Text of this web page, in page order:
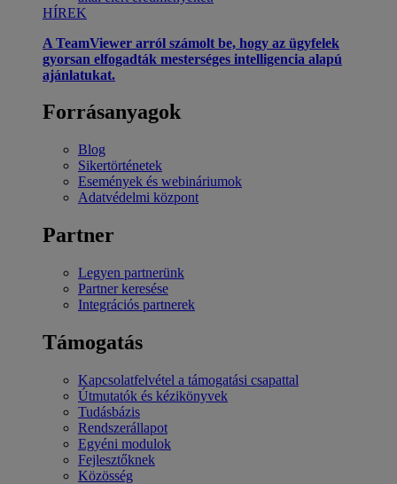
HÍREK
A TeamViewer arról számolt be, hogy az ügyfelek
gyorsan elfogadták mesterséges intelligencia alapú
ajánlatukat.
Forrásanyagok
Blog
Sikertörténetek
Események és webináriumok
Adatvédelmi központ
Partner
Legyen partnerünk
Partner keresése
Integrációs partnerek
Támogatás
Kapcsolatfelvétel a támogatási csapattal
Útmutatók és kézikönyvek
Tudásbázis
Rendszerállapot
Egyéni modulok
Fejlesztőknek
Közösség